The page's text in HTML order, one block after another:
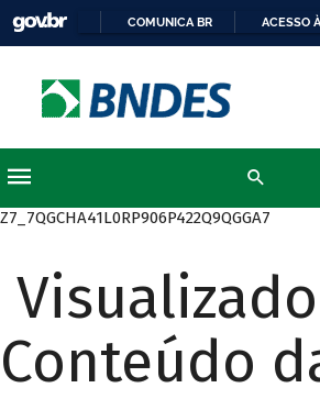
COMUNICA BR ACESSO
Z7_7QGCHA41L0RP906P422Q9QGGA7
Conteúdo